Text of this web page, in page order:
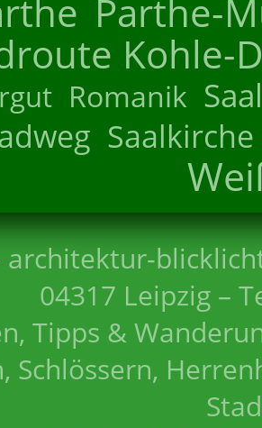
Parthe-
Kohle-
Romanik
Saalkirche
04317 Leipzig –
Tipps &
Schlössern,